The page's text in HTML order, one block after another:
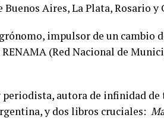
Aires, La Plata, Rosario y
impulsor de un cambio
(Red Nacional de
periodista, autora de infinidad
y dos libros cruciales: